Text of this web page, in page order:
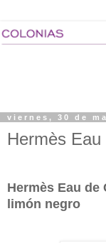
viernes, 30 de
Hermès
Hermès Eau de
limón negro